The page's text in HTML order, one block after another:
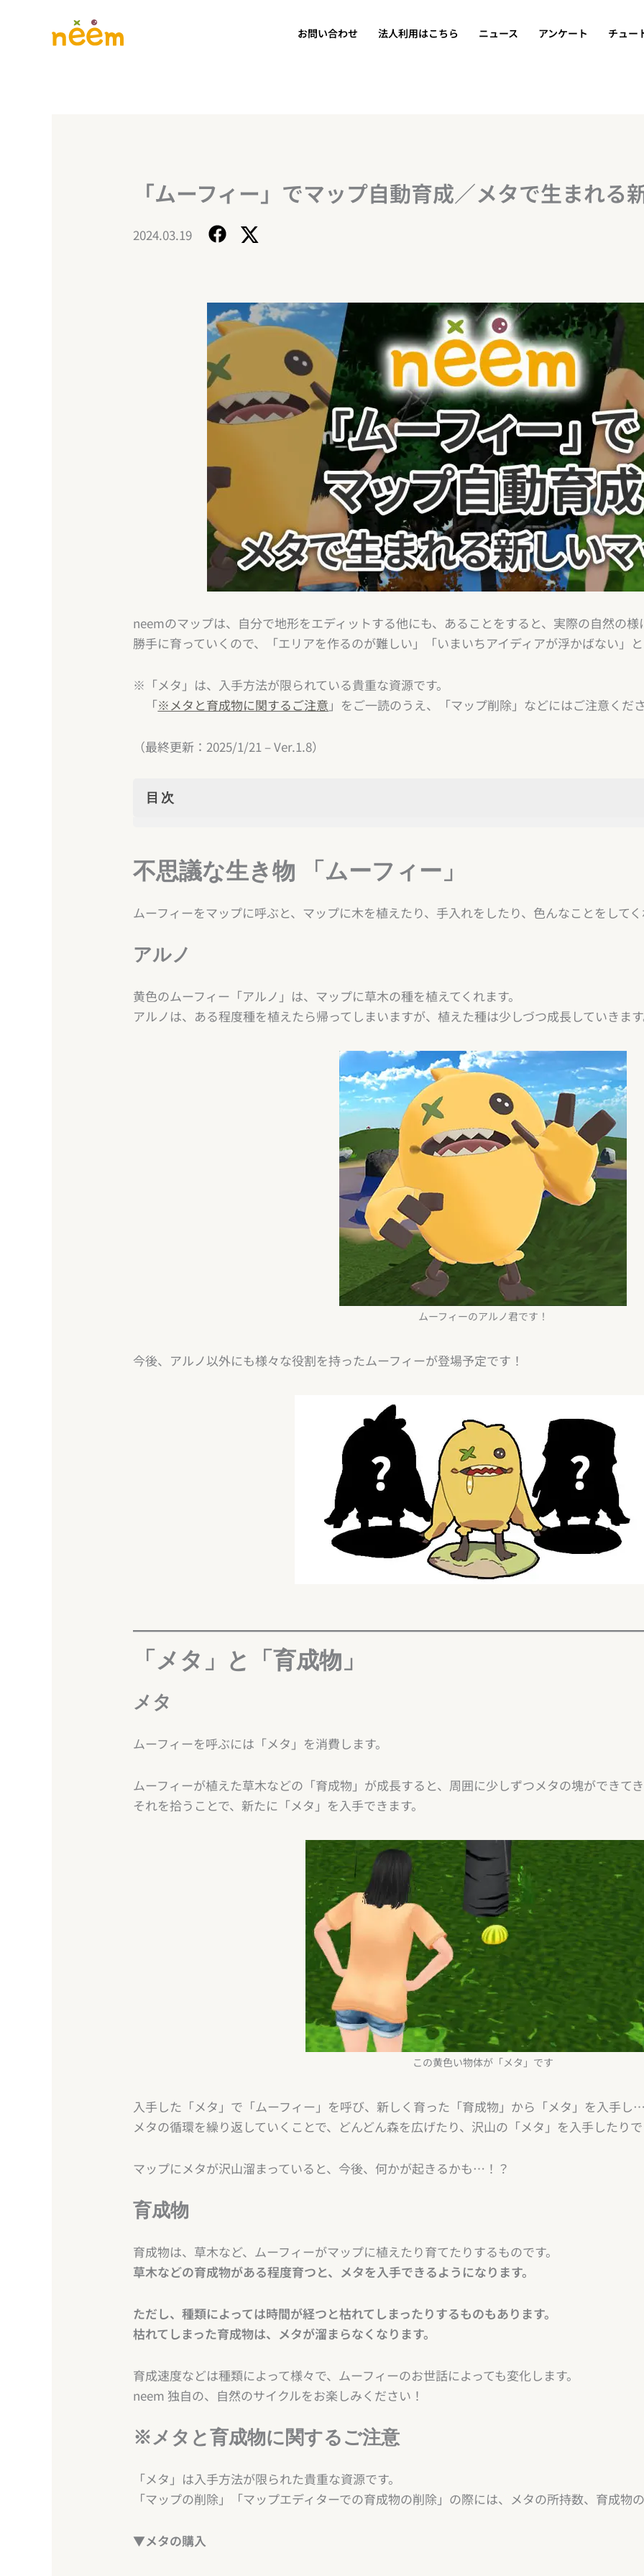
お問い合わせ 法人利用はこちら ニュース アンケート チュー
「ムーフィー」でマップ自動育成／メタで生まれる
2024.03.19
neemのマップは、自分で地形をエディットする他にも、あることをすると、実際の自然の
勝手に育っていくので、「エリアを作るのが難しい」「いまいちアイディアが浮かばない」
※「メタ」は、入手方法が限られている貴重な資源です。
「※メタと育成物に関するご注意 」をご一読のうえ、「マップ削除」などにはご注意くだ
（最終更新：2025/1/21 – Ver.1.8）
目次
アルノ
「メタ」と「育成物」
育成物
ムーフィーとマップ育成を始めよう！
ムーフィーを呼ぼう
育生の経過を楽しもう
マップエディター（育成物の削除）
不思議な生き物 「ムーフィー」
ムーフィーをマップに呼ぶと、マップに木を植えたり、手入れをしたり、色んなことをして
アルノ
黄色のムーフィー「アルノ」は、マップに草木の種を植えてくれます。
アルノは、ある程度種を植えたら帰ってしまいますが、植えた種は少しづつ成長していきま
ムーフィーのアルノ君です！
今後、アルノ以外にも様々な役割を持ったムーフィーが登場予定です！
「メタ」と「育成物」
メタ
ムーフィーを呼ぶには「メタ」を消費します。
ムーフィーが植えた草木などの「育成物」が成長すると、周囲に少しずつメタの塊ができて
それを拾うことで、新たに「メタ」を入手できます。
この黄色い物体が「メタ」です
入手した「メタ」で「ムーフィー」を呼び、新しく育った「育成物」から「メタ」を入手し
メタの循環を繰り返していくことで、どんどん森を広げたり、沢山の「メタ」を入手したり
マップにメタが沢山溜まっていると、今後、何かが起きるかも…！？
育成物
育成物は、草木など、ムーフィーがマップに植えたり育てたりするものです。
草木などの育成物がある程度育つと、メタを入手できるようになります。
ただし、種類によっては時間が経つと枯れてしまったりするものもあります。
枯れてしまった育成物は、メタが溜まらなくなります。
育成速度などは種類によって様々で、ムーフィーのお世話によっても変化します。
neem 独自の、自然のサイクルをお楽しみください！
※メタと育成物に関するご注意
「メタ」は入手方法が限られた貴重な資源です。
「マップの削除」「マップエディターでの育成物の削除」の際には、メタの所持数、育成物
▼メタの購入